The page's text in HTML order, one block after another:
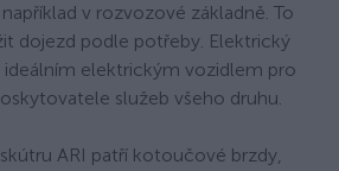
v rozvozové základně. To
dojezd podle potřeby. Elektrický
ideálním elektrickým vozidlem pro
služeb všeho druhu.
ARI patří kotoučové brzdy,